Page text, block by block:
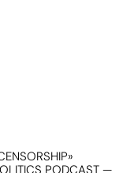
PODCAST —